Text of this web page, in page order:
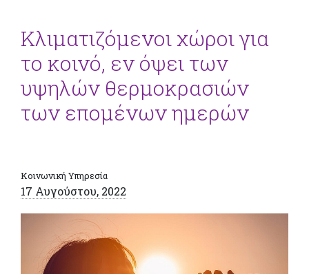
Κλιματιζόμενοι χώροι για
το κοινό, εν όψει των
υψηλών θερμοκρασιών
των επομένων ημερών
Κοινωνική Υπηρεσία
17 Αυγούστου, 2022